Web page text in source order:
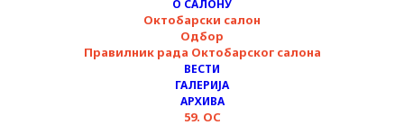
О САЛОНУ
Октобарски салон
Одбор
Правилник рада Октобарског салона
ВЕСТИ
ГАЛЕРИЈА
АРХИВА
59. ОС
изложбе на руском
језику ▪︎ Субота, 23.
новембар ▪︎ 60.